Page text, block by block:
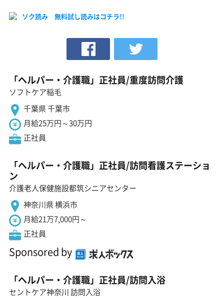
ソク読み 無料試し読みはコチラ!!
「ヘルパー・介護職」正社員/重度訪問介護
ソフトケア稲毛
千葉県 千葉市
月給25万円～30万円
正社員
「ヘルパー・介護職」正社員/訪問看護ステーショ
ン
介護老人保健施設都筑シニアセンター
神奈川県 横浜市
月給21万7,000円～
正社員
Sponsored by
「ヘルパー・介護職」正社員/訪問入浴
セントケア神奈川 訪問入浴